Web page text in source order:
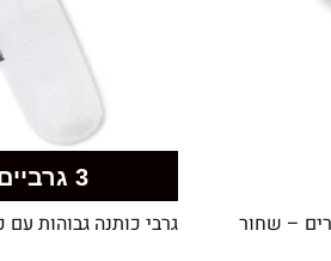
3 גרביים